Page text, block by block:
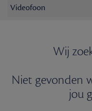
Videofoon
Wij
Niet gevonden
jou